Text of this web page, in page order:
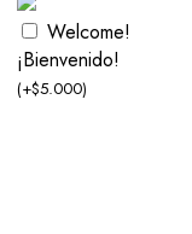
Welcome!
¡Bienvenido!
(+$5.000)